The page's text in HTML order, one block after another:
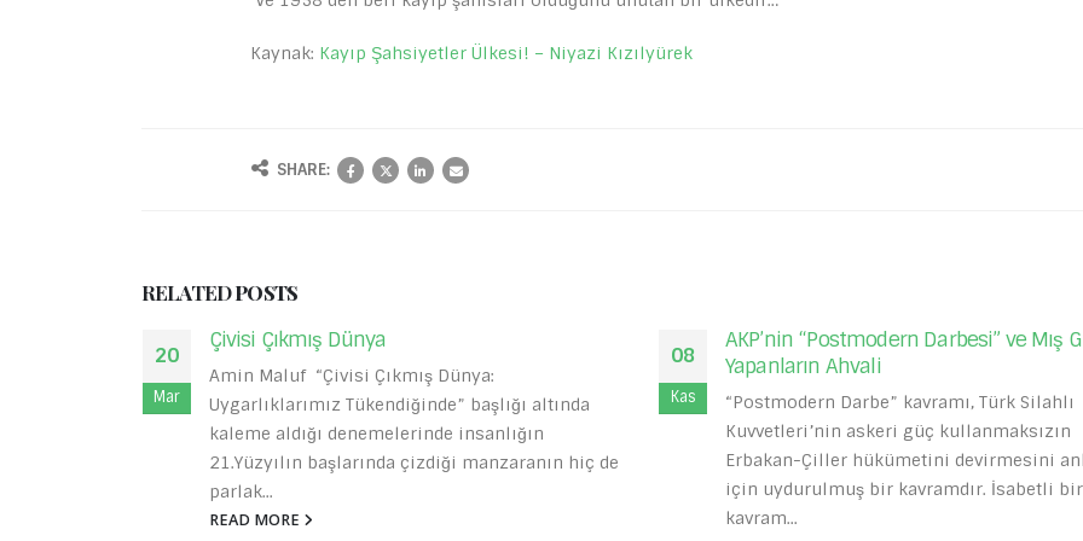
Kaynak: Kayıp Şahsiyetler Ülkesi! – Niyazi Kızılyürek
SHARE:
RELATEDPOSTS
20
Mar
Çivisi Çıkmış Dünya
Amin Maluf “Çivisi Çıkmış Dünya:
Uygarlıklarımız Tükendiğinde” başlığı altında
kaleme aldığı denemelerinde insanlığın
21.Yüzyılın başlarında çizdiği manzaranın hiç de
parlak...
READ MORE
08
Kas
AKP’nin “Postmodern Darbesi” ve Mış
Yapanların Ahvali
“Postmodern Darbe” kavramı, Türk Silahlı
Kuvvetleri’nin askeri güç kullanmaksızın
Erbakan-Çiller hükümetini devirmesini
için uydurulmuş bir kavramdır. İsabetli bir
kavram...